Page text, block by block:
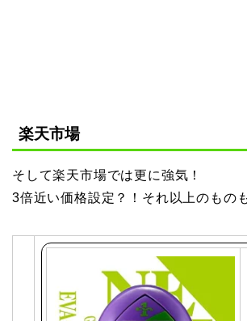
楽天市場
そして楽天市場では更に強気！
3倍近い価格設定？！それ以上のもの